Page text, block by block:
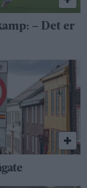
– Det er